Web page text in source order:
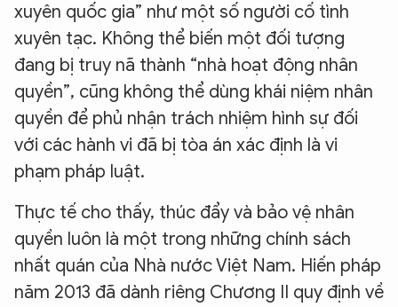
xuyên quốc gia” như một số người cố tình
xuyên tạc. Không thể biến một đối tượng
đang bị truy nã thành “nhà hoạt động nhân
quyền”, cũng không thể dùng khái niệm nhân
quyền để phủ nhận trách nhiệm hình sự đối
với các hành vi đã bị tòa án xác định là vi
phạm pháp luật.
Thực tế cho thấy, thúc đẩy và bảo vệ nhân
quyền luôn là một trong những chính sách
nhất quán của Nhà nước Việt Nam. Hiến pháp
năm 2013 đã dành riêng Chương II quy định về